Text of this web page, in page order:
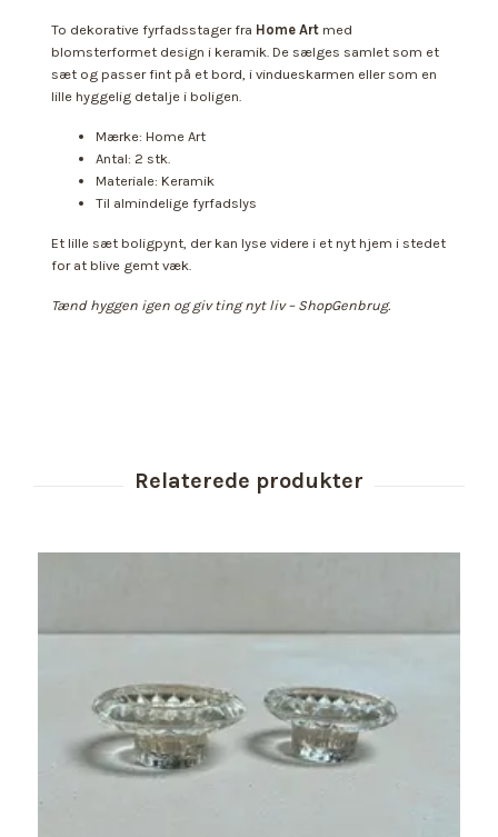
To dekorative fyrfadsstager fra Home Art med
blomsterformet design i keramik. De sælges samlet som et
sæt og passer fint på et bord, i vindueskarmen eller som en
lille hyggelig detalje i boligen.
Mærke: Home Art
Antal: 2 stk.
Materiale: Keramik
Til almindelige fyrfadslys
Et lille sæt boligpynt, der kan lyse videre i et nyt hjem i stedet
for at blive gemt væk.
Tænd hyggen igen og giv ting nyt liv – ShopGenbrug.